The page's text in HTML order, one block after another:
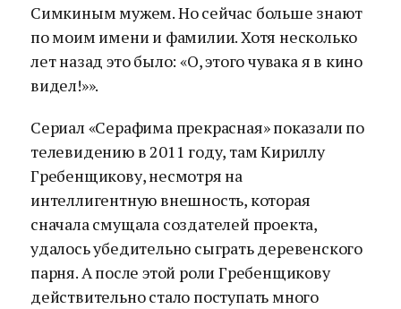
Симкиным мужем. Но сейчас больше знают
по моим имени и фамилии. Хотя несколько
лет назад это было: «О, этого чувака я в кино
видел!»».
Сериал «Серафима прекрасная» показали по
телевидению в 2011 году, там Кириллу
Гребенщикову, несмотря на
интеллигентную внешность, которая
сначала смущала создателей проекта,
удалось убедительно сыграть деревенского
парня. А после этой роли Гребенщикову
действительно стало поступать много